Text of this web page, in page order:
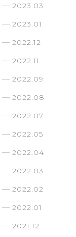
2023.03
2023.01
2022.12
2022.11
2022.09
2022.08
2022.07
2022.05
2022.04
2022.03
2022.02
2022.01
2021.12